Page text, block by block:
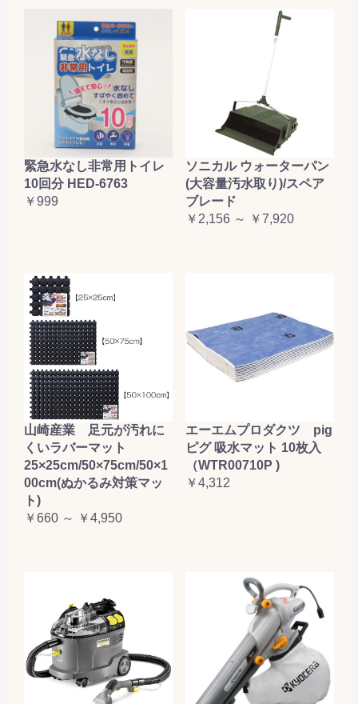
緊急水なし非常用トイレ
10回分 HED-6763
￥999
ソニカル ウォーターパン
(大容量汚水取り)/スペア
ブレード
￥2,156 ～ ￥7,920
山崎産業 足元が汚れに
くいラバーマット
25×25cm/50×75cm/50×1
00cm(ぬかるみ対策マッ
ト)
￥660 ～ ￥4,950
エーエムプロダクツ pig
ピグ 吸水マット 10枚入
（WTR00710P )
￥4,312